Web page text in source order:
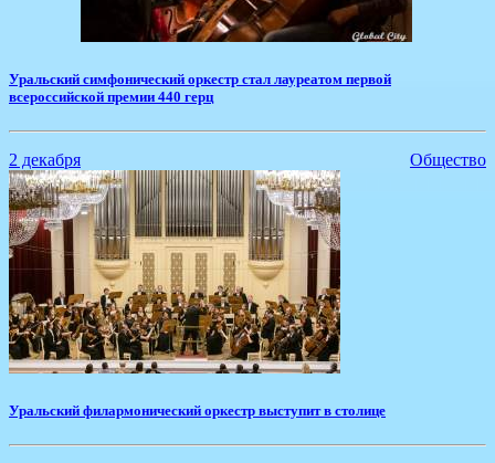
Уральский симфонический оркестр стал лауреатом первой
всероссийской премии 440 герц
2 декабря Общество
​Уральский филармонический оркестр выступит в столице